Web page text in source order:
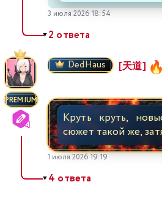
3 июля 2026 18:54
▼2 ответа
PREMIUM
DedHaus [天道]
Круть круть,
сюжет такой же,
1 июля 2026 19:19
▼4 ответа